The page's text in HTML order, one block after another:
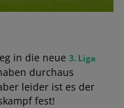
in die neue 3. Liga
durchaus
leider ist es der
fest!